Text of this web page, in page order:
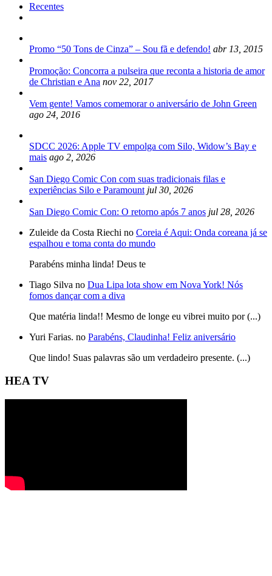
Recentes
Promo “50 Tons de Cinza” – Sou fã e defendo! abr 13, 2015
Promoção: Concorra a pulseira que reconta a historia de amor
de Christian e Ana nov 22, 2017
Vem gente! Vamos comemorar o aniversário de John Green
ago 24, 2016
SDCC 2026: Apple TV empolga com Silo, Widow’s Bay e
mais ago 2, 2026
San Diego Comic Con com suas tradicionais filas e
experiências Silo e Paramount jul 30, 2026
San Diego Comic Con: O retorno após 7 anos jul 28, 2026
Zuleide da Costa Riechi no Coreia é Aqui: Onda coreana já se
espalhou e toma conta do mundo
Parabéns minha linda! Deus te
Tiago Silva no Dua Lipa lota show em Nova York! Nós
fomos dançar com a diva
Que matéria linda!! Mesmo de longe eu vibrei muito por (...)
Yuri Farias. no Parabéns, Claudinha! Feliz aniversário
Que lindo! Suas palavras são um verdadeiro presente. (...)
HEA TV